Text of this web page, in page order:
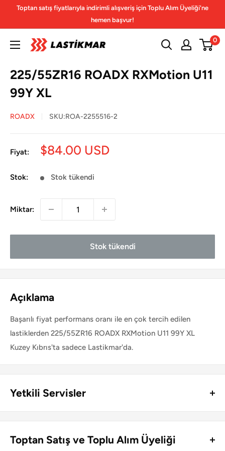
İçeriğeToptan satış fiyatlarıyla indirimli alışveriş için Toplu Alım Üyeliği'ne
hemen başvur!
0
225/55ZR16 ROADX RXMotion U11
99Y XL
ROADX SKU:ROA-2255516-2
Fiyat:
İndirimli
$84.00 USD
Stok: Stok tükendi
Miktar:
Stok tükendi
Açıklama
Başarılı fiyat performans oranı ile en çok tercih edilen
lastiklerden 225/55ZR16 ROADX RXMotion U11 99Y XL
Kuzey Kıbrıs'ta sadece Lastikmar'da.
Yetkili Servisler
Toptan Satış ve Toplu Alım Üyeliği